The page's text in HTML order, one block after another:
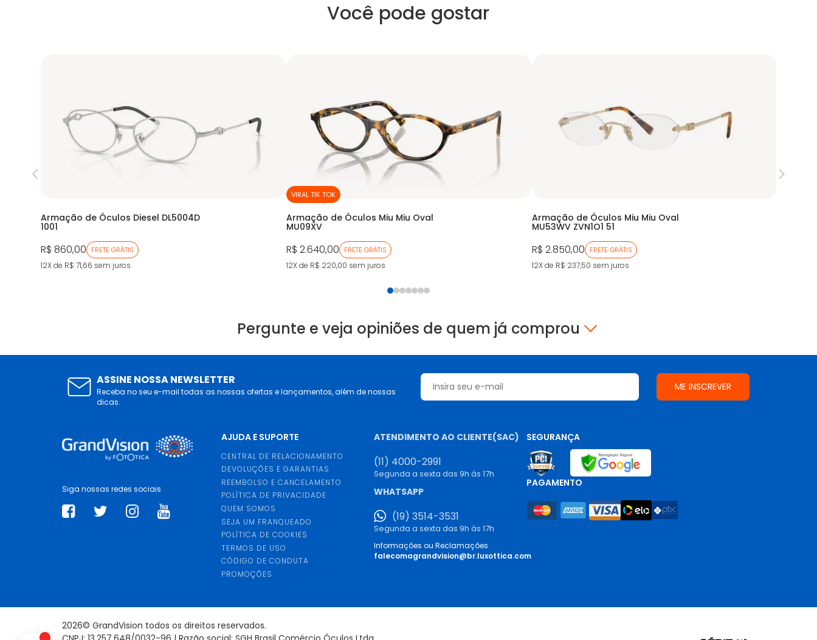
Você pode gostar
Armação de Óculos Diesel DL5004D
1001
R$ 860,00 FRETE GRÁTIS
12X de R$ 71,66 sem juros
VIRAL TIK TOK
Armação de Óculos Miu Miu Oval
MU09XV
R$ 2.640,00 FRETE GRÁTIS
12X de R$ 220,00 sem juros
Armação de Óculos Miu Miu Oval
MU53WV ZVN1O1 51
R$ 2.850,00 FRETE GRÁTIS
12X de R$ 237,50 sem juros
Pergunte e veja opiniões de quem já comprou
ASSINE NOSSA NEWSLETTER
Receba no seu e-mail todas as nossas ofertas e lançamentos, além de nossas
dicas.
Siga nossas redes sociais
AJUDA E SUPORTE
CENTRAL DE RELACIONAMENTO
DEVOLUÇÕES E GARANTIAS
REEMBOLSO E CANCELAMENTO
POLÍTICA DE PRIVACIDADE
QUEM SOMOS
SEJA UM FRANQUEADO
POLÍTICA DE COOKIES
TERMOS DE USO
CÓDIGO DE CONDUTA
PROMOÇÕES
ATENDIMENTO AO CLIENTE(SAC)
(11) 4000-2991
Segunda a sexta das 9h às 17h
WHATSAPP
(19) 3514-3531
Segunda a sexta das 9h às 17h
Informações ou Reclamações
falecomagrandvision@br.luxottica.com
SEGURANÇA
PAGAMENTO
2026© GrandVision todos os direitos reservados.